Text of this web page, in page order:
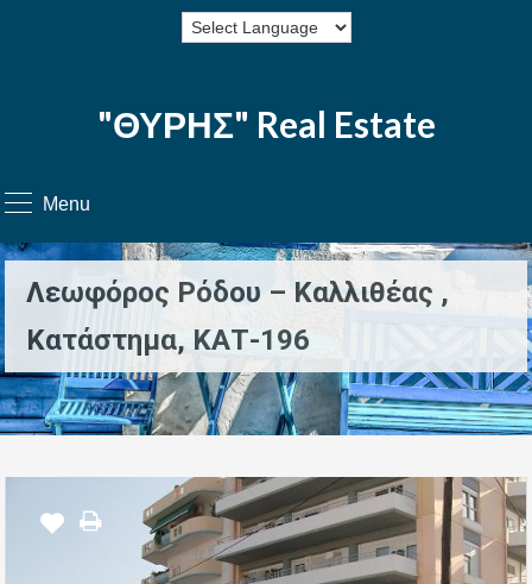
"ΘΥΡΗΣ" Real Estate
Menu
Λεωφόρος Ρόδου – Καλλιθέας ,
Κατάστημα, ΚΑΤ-196